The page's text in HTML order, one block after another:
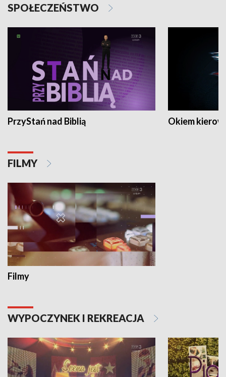
SPOŁECZEŃSTWO
PrzyStań nad Biblią Okiem
FILMY
Filmy
WYPOCZYNEK I REKREACJA